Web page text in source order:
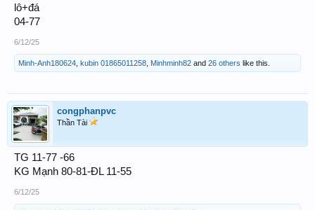
lô+đá
04-77
6/12/25
Minh-Anh180624 kubin 01865011258 Minhminh82 and 26 others like this.
congphanpvc
Thần Tài
TG 11-77 -66
KG Mạnh 80-81-ĐL 11-55
6/12/25